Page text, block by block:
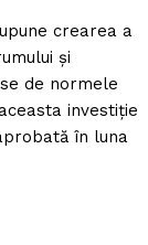
crearea a
şi
de normele
investiţie
în luna